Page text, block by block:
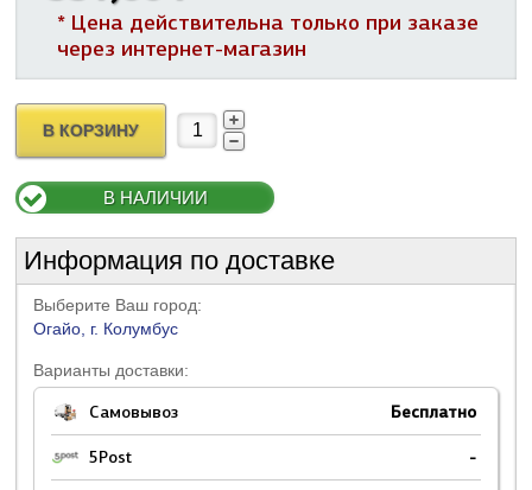
* Цена действительна только при заказе
через интернет-магазин
В КОРЗИНУ
В НАЛИЧИИ
Информация по доставке
Выберите Ваш город:
Огайо, г. Колумбус
Варианты доставки:
Самовывоз Бесплатно
5Post -